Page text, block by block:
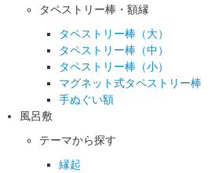
タペストリー棒・額縁
タペストリー棒（大）
タペストリー棒（中）
タペストリー棒（小）
マグネット式タペストリー棒
手ぬぐい額
風呂敷
テーマから探す
縁起